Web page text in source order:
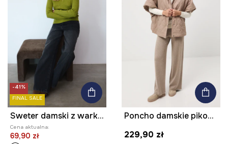
-41%
FINAL SALE
Sweter damski z warkoczowym splotem
Cena aktualna:
69,90 zł
Poncho damskie pikowane
229,90 zł